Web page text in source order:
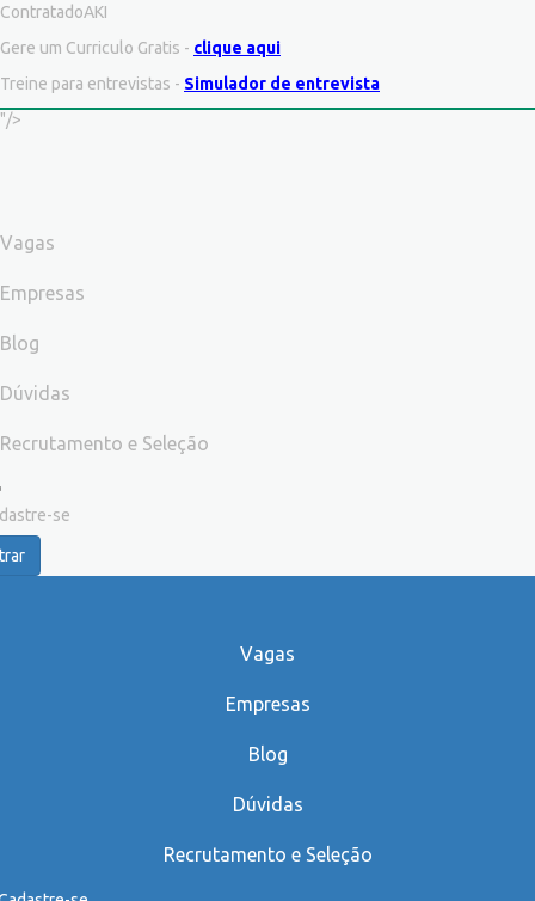
ContratadoAKI
Gere um Curriculo Gratis - clique aqui
Treine para entrevistas - Simulador de entrevista
"/>
Vagas
Empresas
Blog
Dúvidas
Recrutamento e Seleção
se
Vagas
Empresas
Blog
Dúvidas
Recrutamento e Seleção